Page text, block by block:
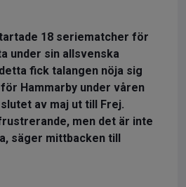
18 seriematcher för
under sin allsvenska
fick talangen nöja sig
Hammarby under våren
av maj ut till Frej.
men det är inte
säger mittbacken till